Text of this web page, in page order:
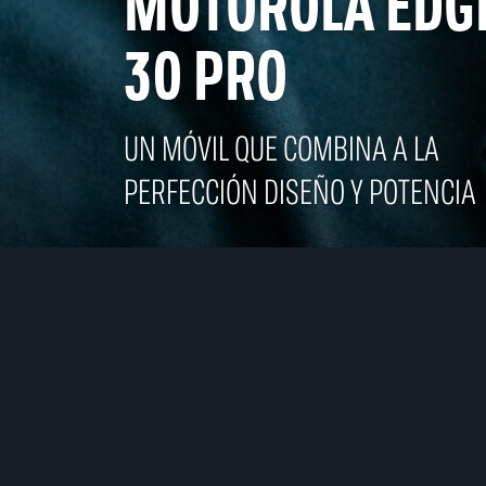
30 PRO
UN MÓVIL QUE COMBINA A LA
PERFECCIÓN DISEÑO Y POTENCIA